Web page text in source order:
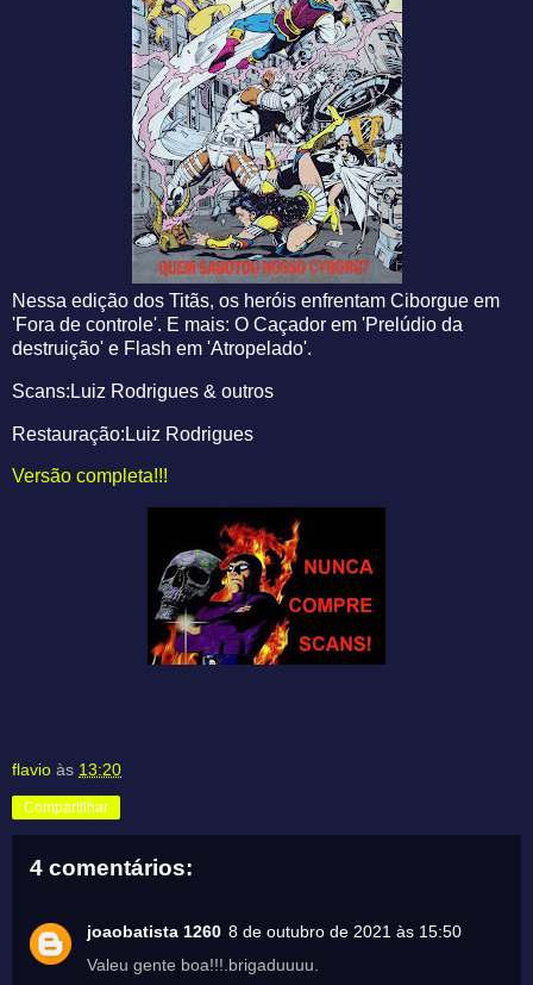
Nessa edição dos Titãs, os heróis enfrentam Ciborgue em
'Fora de controle'. E mais: O Caçador em 'Prelúdio da
destruição' e Flash em 'Atropelado'.
Scans:Luiz Rodrigues & outros
Restauração:Luiz Rodrigues
Versão completa!!!
flavio às 13:20
Compartilhar
4 comentários:
joaobatista 1260 8 de outubro de 2021 às 15:50
Valeu gente boa!!!.brigaduuuu.